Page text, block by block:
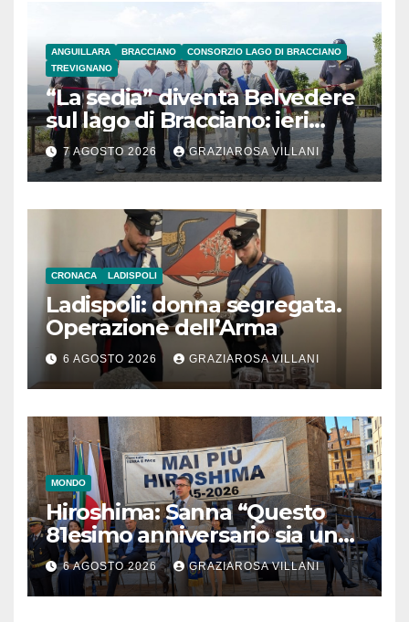
ANGUILLARA BRACCIANO
CONSORZIO LAGO DI BRACCIANO
TREVIGNANO
“La sedia” diventa Belvedere
sul lago di Bracciano: ieri
l’inaugurazione
7 AGOSTO 2026 GRAZIAROSA VILLANI
CRONACA LADISPOLI
Ladispoli: donna segregata.
Operazione dell’Arma
6 AGOSTO 2026 GRAZIAROSA VILLANI
MONDO
Hiroshima: Sanna “Questo
81esimo anniversario sia un
monito per tutti”
6 AGOSTO 2026 GRAZIAROSA VILLANI